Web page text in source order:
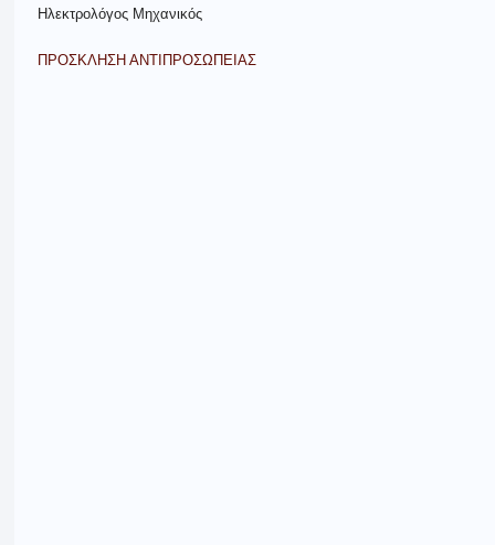
Ηλεκτρολόγος Μηχανικός
ΠΡΟΣΚΛΗΣΗ ΑΝΤΙΠΡΟΣΩΠΕΙΑΣ